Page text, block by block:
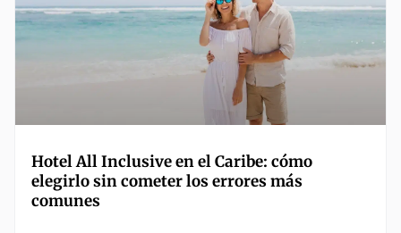
Hotel All Inclusive en el Caribe: cómo
elegirlo sin cometer los errores más
comunes